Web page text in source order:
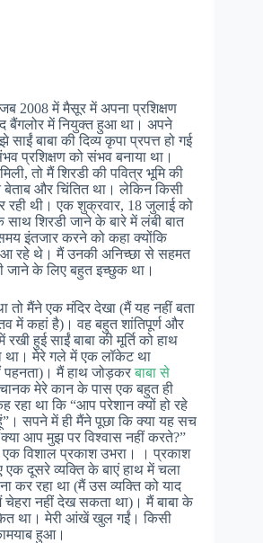
2008 में मैसूर में अपना प्रशिक्षण
बैंगलोर में नियुक्त हुआ था। अपने
साईं बाबा की दिव्य कृपा प्रपत्त हो गई
प्रशिक्षण को संभव बनाया था।
तो मैं शिरडी की पवित्र भूमि की
बेताब और चिंतित था। लेकिन किसी
रही थी। एक शुक्रवार, 18 जुलाई को
शिरडी जाने के बारे में लंबी बात
इंतजार करने को कहा क्योंकि
आ रहे थे। मैं उनकी अनिच्छा से सहमत
जाने के लिए बहुत इच्छुक था।
तो मैंने एक मंदिर देखा (मैं यह नहीं बता
में कहां है)। वह बहुत शांतिपूर्ण और
हुई साईं बाबा की मूर्ति को हाथ
था। मेरे गले में एक लॉकेट था
पहनता)। मैं हाथ जोड़करबाबा से
मेरे कान के पास एक बहुत ही
रहा था कि “आप परेशान क्यों हो रहे
सपने में ही मैंने पूछा कि क्या यह सच
आप मुझ पर विश्वास नहीं करते?”
एक विशाल प्रकाश उभरा। । प्रकाश
एक दूसरे व्यक्ति के बाएं हाथ में चला
कर रहा था (मैं उस व्यक्ति को याद
नहीं देख सकता था)। मैं बाबा के
था। मेरी आंखें खुल गईं। किसी
हुआ।